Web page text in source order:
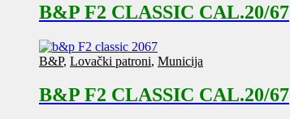
B&P F2 CLASSIC CAL.20/67
B&P, Lovački patroni, Municija
B&P F2 CLASSIC CAL.20/67